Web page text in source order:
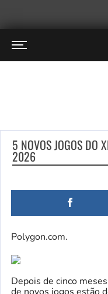
5 NOVOS JOGOS DO
2026
Polygon.com.
Depois de cinco